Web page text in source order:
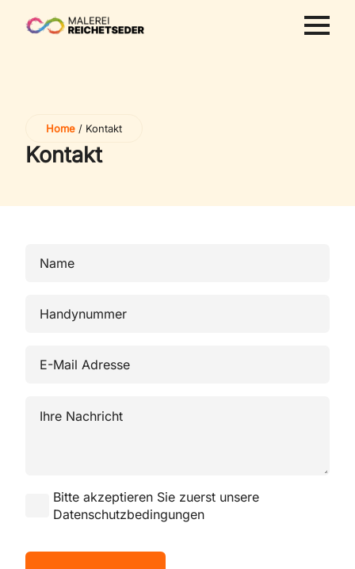
Home / Kontakt
Kontakt
Mail
Nachricht
NameBitte akzeptieren Sie zuerst unsere
Datenschutzbedingungen